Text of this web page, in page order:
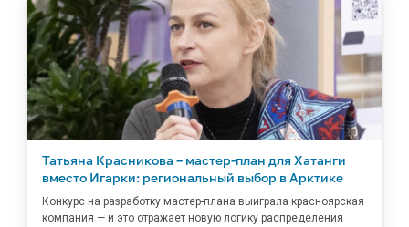
Татьяна Красникова – мастер-план для Хатанги
вместо Игарки: региональный выбор в Арктике
Конкурс на разработку мастер-плана выиграла красноярская
компания — и это отражает новую логику распределения